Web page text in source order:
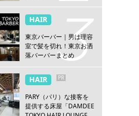
HAIR
東京バーバー｜男は理容
室で髪を切れ！東京お洒
落バーバーまとめ
HAIR PR
PARY（パリ）な接客を
提供する床屋「DAMDEE